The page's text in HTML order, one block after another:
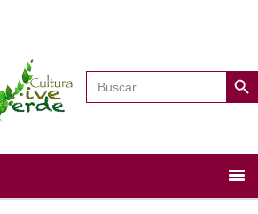
Buscar: Botón